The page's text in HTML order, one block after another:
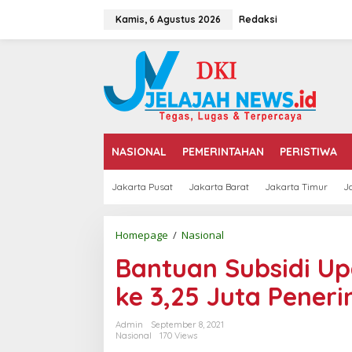
Kamis, 6 Agustus 2026 Redaksi
NASIONAL PEMERINTAHAN PERISTIWA
Jakarta Pusat Jakarta Barat Jakarta Timur
Homepage / Nasional
n
t
u
a
Bantuan Subsidi
ke 3,25 Juta
Admin
September 8, 2021
Nasional
170 Views